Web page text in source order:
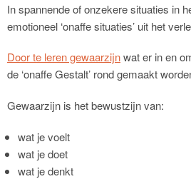
In spannende of onzekere situaties in
emotioneel ‘onaffe situaties’ uit het
Door te leren gewaarzijnwat er in en
de ‘onaffe Gestalt’ rond gemaakt
Gewaarzijn is het bewustzijn van:
wat je voelt
wat je doet
wat je denkt